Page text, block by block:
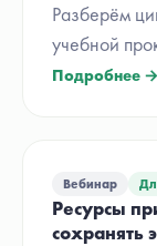
Вебинар
Ресурсы
сохранять
Разберём
учебной
Подробнее →